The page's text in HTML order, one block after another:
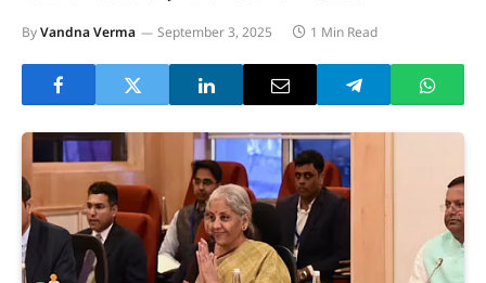
ByVandna Verma September 3, 2025 1 Min Read